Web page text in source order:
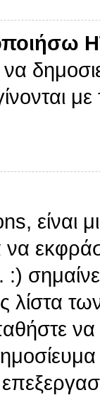
να
είναι
να
των
να